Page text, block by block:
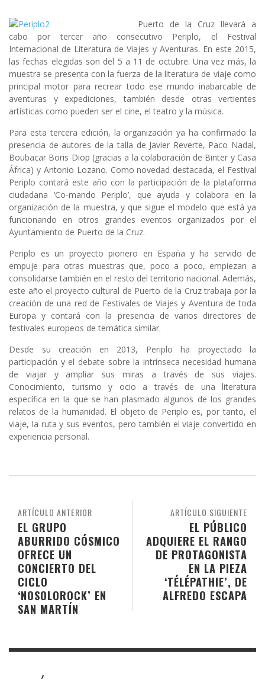
Puerto de la Cruz llevará a
cabo por tercer año consecutivo Periplo, el Festival
Internacional de Literatura de Viajes y Aventuras. En este 2015,
las fechas elegidas son del 5 a 11 de octubre. Una vez más, la
muestra se presenta con la fuerza de la literatura de viaje como
principal motor para recrear todo ese mundo inabarcable de
aventuras y expediciones, también desde otras vertientes
artísticas como pueden ser el cine, el teatro y la música.
Para esta tercera edición, la organización ya ha confirmado la
presencia de autores de la talla de Javier Reverte, Paco Nadal,
Boubacar Boris Diop (gracias a la colaboración de Binter y Casa
África) y Antonio Lozano. Como novedad destacada, el Festival
Periplo contará este año con la participación de la plataforma
ciudadana ‘Co-mando Periplo’, que ayuda y colabora en la
organización de la muestra, y que sigue el modelo que está ya
funcionando en otros grandes eventos organizados por el
Ayuntamiento de Puerto de la Cruz.
Periplo es un proyecto pionero en España y ha servido de
empuje para otras muestras que, poco a poco, empiezan a
consolidarse también en el resto del territorio nacional. Además,
este año el proyecto cultural de Puerto de la Cruz trabaja por la
creación de una red de Festivales de Viajes y Aventura de toda
Europa y contará con la presencia de varios directores de
festivales europeos de temática similar.
Desde su creación en 2013, Periplo ha proyectado la
participación y el debate sobre la intrínseca necesidad humana
de viajar y ampliar sus miras a través de sus viajes.
Conocimiento, turismo y ocio a través de una literatura
específica en la que se han plasmado algunos de los grandes
relatos de la humanidad. El objeto de Periplo es, por tanto, el
viaje, la ruta y sus eventos, pero también el viaje convertido en
experiencia personal.
ARTÍCULO SIGUIENTE
EL PÚBLICO
ADQUIERE EL RANGO
DE PROTAGONISTA
EN LA PIEZA
‘TÉLÉPATHIE’, DE
ALFREDO ESCAPA
ARTÍCULO ANTERIOR
EL GRUPO
ABURRIDO CÓSMICO
OFRECE UN
CONCIERTO DEL
CICLO
‘NOSOLOROCK’ EN
SAN MARTÍN